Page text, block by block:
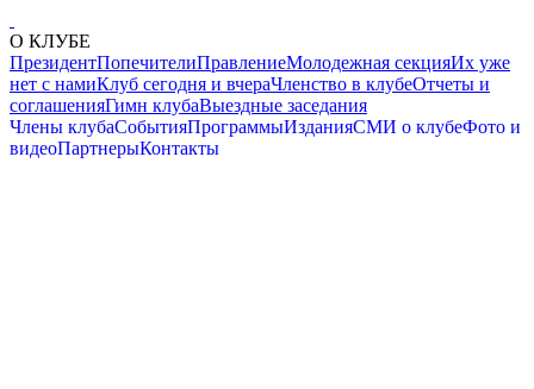
О КЛУБЕ
ПрезидентПопечителиПравлениеМолодежная секцияИх уже
нет с намиКлуб сегодня и вчераЧленство в клубеОтчеты и
соглашенияГимн клубаВыездные заседания
Члены клубаСобытияПрограммыИзданияСМИ о клубеФото и
видеоПартнерыКонтакты